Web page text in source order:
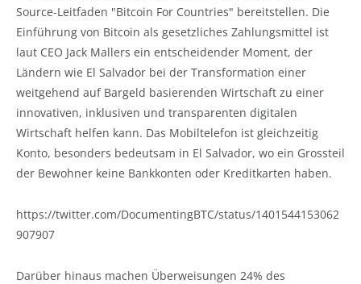
Source-Leitfaden "Bitcoin For Countries" bereitstellen. Die
Einführung von Bitcoin als gesetzliches Zahlungsmittel ist
laut CEO Jack Mallers ein entscheidender Moment, der
Ländern wie El Salvador bei der Transformation einer
weitgehend auf Bargeld basierenden Wirtschaft zu einer
innovativen, inklusiven und transparenten digitalen
Wirtschaft helfen kann. Das Mobiltelefon ist gleichzeitig
Konto, besonders bedeutsam in El Salvador, wo ein Grossteil
der Bewohner keine Bankkonten oder Kreditkarten haben.
https://twitter.com/DocumentingBTC/status/1401544153062
907907
Darüber hinaus machen Überweisungen 24% des